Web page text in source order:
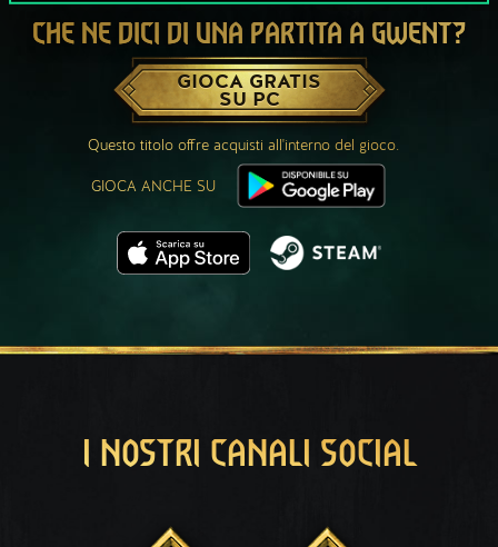
CHE NE DICI DI UNA PARTITA A GWENT?
GIOCA GRATIS
SU PC
Questo titolo offre acquisti all'interno del gioco.
GIOCA ANCHE SU
I NOSTRI CANALI SOCIAL